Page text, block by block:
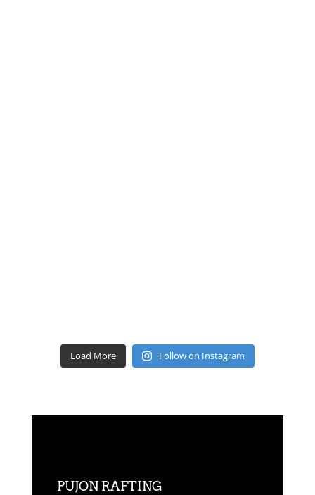
Load More Follow on Instagram
PUJON RAFTING